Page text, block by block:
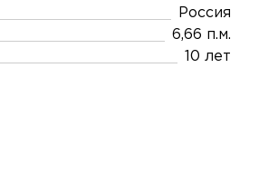
Россия
6,66 п.м.
10 лет